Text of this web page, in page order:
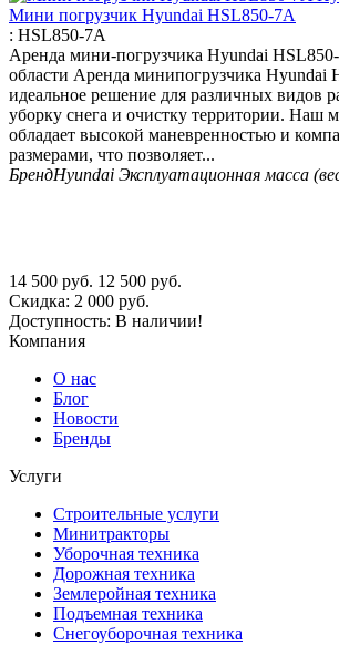
Мини погрузчик Hyundai HSL850-7A
: HSL850-7A
Аренда мини-погрузчика Hyundai
области Аренда минипогрузчика Hyundai
идеальное решение для различных видов
уборку снега и очистку территории. Наш
обладает высокой маневренностью и
размерами, что позволяет...
БрендHyundai Эксплуатационная масса
14 500 руб. 12 500 руб.
Скидка: 2 000 руб.
Доступность: В наличии!
Компания
О нас
Блог
Новости
Бренды
Услуги
Строительные услуги
Минитракторы
Уборочная техника
Дорожная техника
Землеройная техника
Подъемная техника
Снегоуборочная техника